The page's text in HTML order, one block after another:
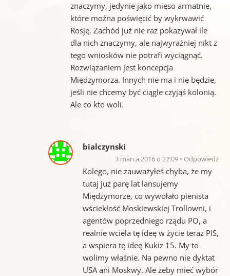
znaczymy, jedynie jako mięso armatnie,
które można poświęcić by wykrwawić
Rosję. Zachód już nie raz pokazywał ile
dla nich znaczymy, ale najwyraźniej nikt z
tego wniosków nie potrafi wyciągnąć.
Rozwiązaniem jest koncepcja
Międzymorza. Innych nie ma i nie będzie,
jeśli nie chcemy być ciągle czyjąś kolonią.
Ale co kto woli.
bialczynski
3 marca 2016 o 22:09 Odpowiedz
Kolego, nie zauważyłeś chyba, że my
tutaj już parę lat lansujemy
Międzymorze, co wywołało pienista
wściekłość Moskiewskiej Trollowni, i
agentów poprzedniego rządu PO, a
realnie wciela tę ideę w życie teraz PIS,
a wspiera tę ideę Kukiz 15. My to
wolimy właśnie. Na pewno nie dyktat
USA ani Moskwy. Ale żeby mieć wybór